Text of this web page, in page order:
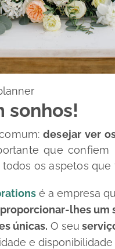
sonhos!
desejar ver
que
os aspetos que
é a empresa
lhes
únicas. O seu
e